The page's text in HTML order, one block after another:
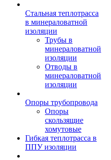
Стальная теплотрасса
в минераловатной
изоляции
Трубы в
минераловатной
изоляции
Отводы в
минераловатной
изоляции
Опоры трубопровода
Опоры
скользящие
хомутовые
Гибкая теплотрасса в
ППУ изоляции